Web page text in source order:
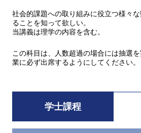
社会的課題への取り組みに役立つ様々
ることを知って欲しい。
当講義は理学の内容を含む。
この科目は、人数超過の場合には抽選
業に必ず出席するようにしてください。
学士課程